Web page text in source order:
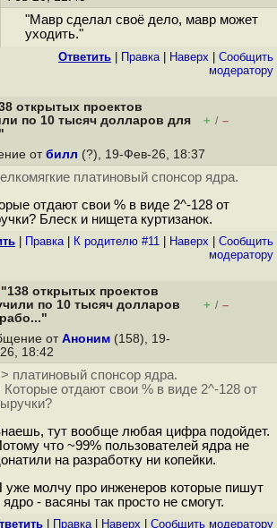
"Мавр сделал своё дело, мавр может
уходить."
Ответить Правка| Наверх
Cообщить
модератору
открытых проектов
по 10 тысяч долларов для
+ / –
от билл (?), 19-Фев-26, 18:37
платиновый спонсор ядра.
отдают свои % в виде 2^-128 от
Блеск и нищета куртизанок.
Правка| К родителю #11 Наверх
Cообщить
модератору
"138 открытых проектов
по 10 тысяч долларов
+ / –
от Аноним (158), 19-
18:42
платиновый спонсор ядра.
Которые отдают свои % в виде 2^-128 от
тут вообще любая цифра подойдет.
что ~99% пользователей ядра не
на разработку ни копейки.
уже молчу про инженеров которые пишут
ядро - васяны так просто не смогут.
Правка| Наверх Cообщить модератору